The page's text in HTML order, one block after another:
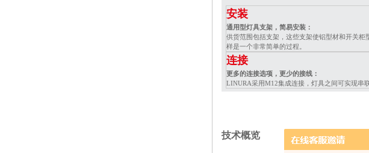
安装
通用型灯具支架，简易安装：
供货范围包括支架，这些支架使铝型材和开关柜
样是一个非常简单的过程。
连接
更多的连接选项，更少的接线：
LINURA采用M12集成连接，灯具之间可实现串
技术概览